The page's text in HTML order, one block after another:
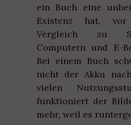
ein Buch eine
Existenz hat,
Vergleich zu
Computern und E-
Bei einem Buch
nicht der Akku
vielen
funktioniert der
mehr, weil es